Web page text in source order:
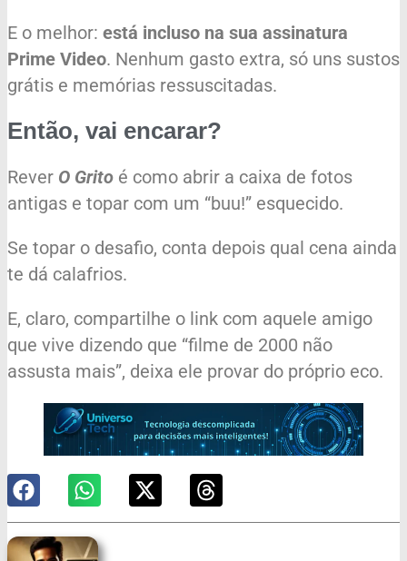
E o melhor: está incluso na sua assinatura
Prime Video. Nenhum gasto extra, só uns sustos
grátis e memórias ressuscitadas.
Então, vai encarar?
Rever O Grito é como abrir a caixa de fotos
antigas e topar com um “buu!” esquecido.
Se topar o desafio, conta depois qual cena ainda
te dá calafrios.
E, claro, compartilhe o link com aquele amigo
que vive dizendo que “filme de 2000 não
assusta mais”, deixa ele provar do próprio eco.